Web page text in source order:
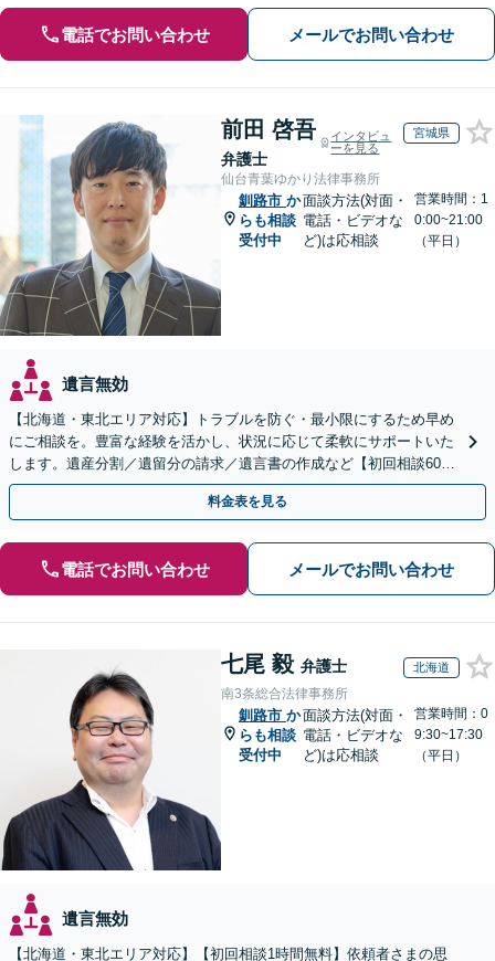
電話でお問い合わせ メールでお問い合わせ
前田 啓吾
弁護士
インタビュ
ーを見る
宮城県
仙台青葉ゆかり法律事務所
釧路市 か
らも相談
受付中
面談方法(対面・
電話・ビデオな
ど)は応相談
営業時間：1
0:00~21:00
（平日）
遺言無効
【北海道・東北エリア対応】トラブルを防ぐ・最小限にするため早め
にご相談を。豊富な経験を活かし、状況に応じて柔軟にサポートいた
します。遺産分割／遺留分の請求／遺言書の作成など【初回相談60分
無料】【オンライン相談可能】
料金表を見る
電話でお問い合わせ メールでお問い合わせ
七尾 毅 弁護士 北海道
南3条総合法律事務所
釧路市 か
らも相談
受付中
面談方法(対面・
電話・ビデオな
ど)は応相談
営業時間：0
9:30~17:30
（平日）
遺言無効
【北海道・東北エリア対応】【初回相談1時間無料】依頼者さまの思